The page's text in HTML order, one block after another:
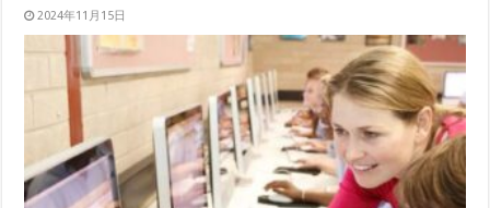
2024年11月15日